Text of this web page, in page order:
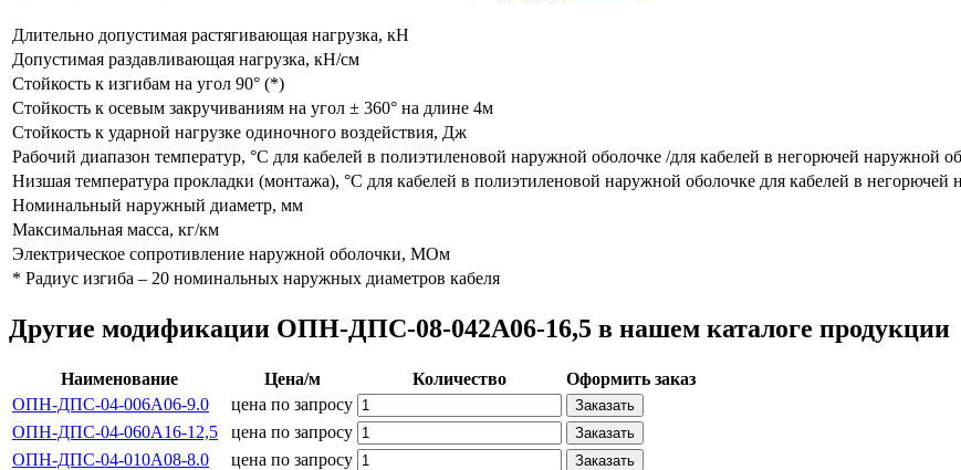
Длительно допустимая растягивающая нагрузка, кН
Допустимая раздавливающая нагрузка, кН/см
Стойкость к изгибам на угол 90° (*)
Стойкость к осевым закручиваниям на угол ± 360° на длине 4м
Стойкость к ударной нагрузке одиночного воздействия, Дж
Рабочий диапазон температур, °С для кабелей в полиэтиленовой наружной оболочке /для кабелей в негорючей наружной
Низшая температура прокладки (монтажа), °С для кабелей в полиэтиленовой наружной оболочке для кабелей в негорючей
Номинальный наружный диаметр, мм
Максимальная масса, кг/км
Электрическое сопротивление наружной оболочки, МОм
* Радиус изгиба – 20 номинальных наружных диаметров кабеля
Другие модификации ОПН-ДПС-08-042А06-16,5 в нашем каталоге продукции
Наименование Цена/м Количество
Оформить заказ
ОПН-ДПС-04-006А06-9.0
цена по запросу Заказать
ОПН-ДПС-04-060А16-12,5 цена по запросу Заказать
ОПН-ДПС-04-010А08-8.0 цена по запросу Заказать